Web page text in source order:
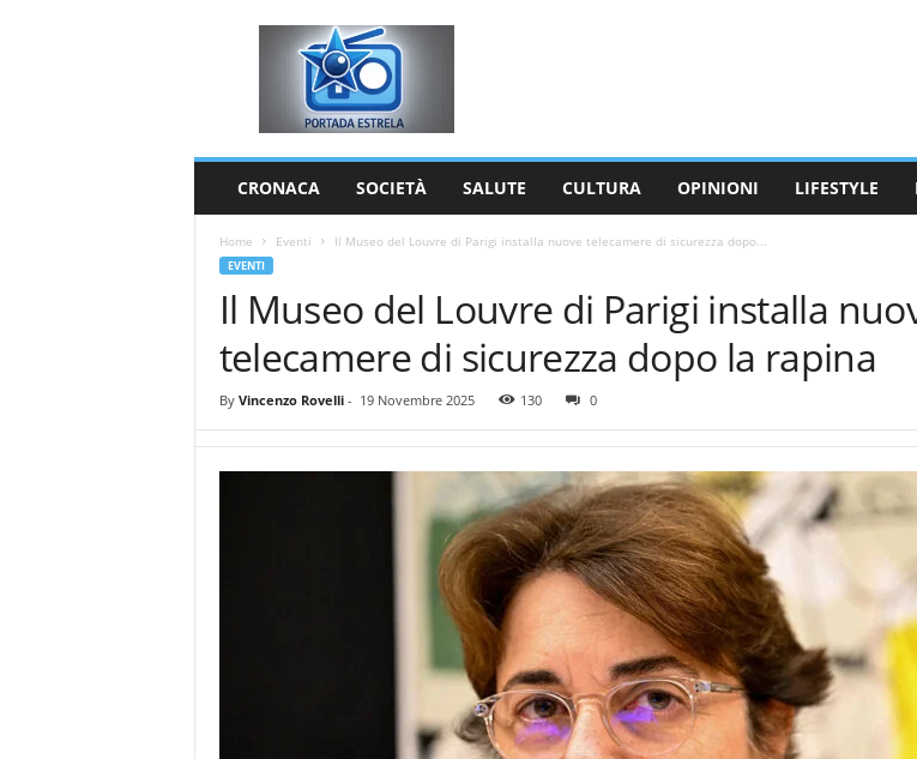
CRONACA SOCIETÀ SALUTE CULTURA OPINIONI LIFESTYLE
Home Eventi Il Museo del Louvre di Parigi installa nuove telecamere di sicurezza dopo...
EVENTI
Il Museo del Louvre di Parigi installa
telecamere di sicurezza dopo la rapina
By Vincenzo Rovelli- 19 Novembre 2025 130 0